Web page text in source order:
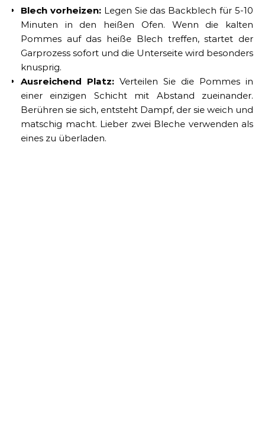
Blech vorheizen:Legen Sie das Backblech für 5-10
Minuten in den heißen Ofen. Wenn die kalten
Pommes auf das heiße Blech treffen, startet der
Garprozess sofort und die Unterseite wird besonders
knusprig.
Ausreichend Platz: Verteilen Sie die Pommes in
einer einzigen Schicht mit Abstand zueinander.
Berühren sie sich, entsteht Dampf, der sie weich und
matschig macht. Lieber zwei Bleche verwenden als
eines zu überladen.